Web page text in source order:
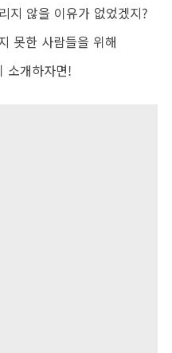
지 않을 이유가 없었겠지?
못한 사람들을 위해
소개하자면!